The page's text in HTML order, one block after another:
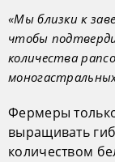
«Мы близки к
чтобы
количества
Фермеры
выращивать
количеством